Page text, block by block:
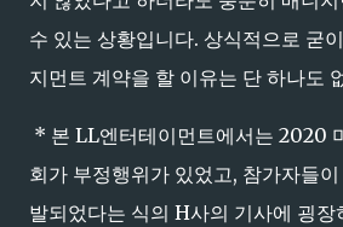
수 있는 상황입니다. 상식적으로 굳
지먼트 계약을 할 이유는 단 하나도
* 본 LL엔터테이먼트에서는 2020
회가 부정행위가 있었고, 참가자들
발되었다는 식의 H사의 기사에 굉장